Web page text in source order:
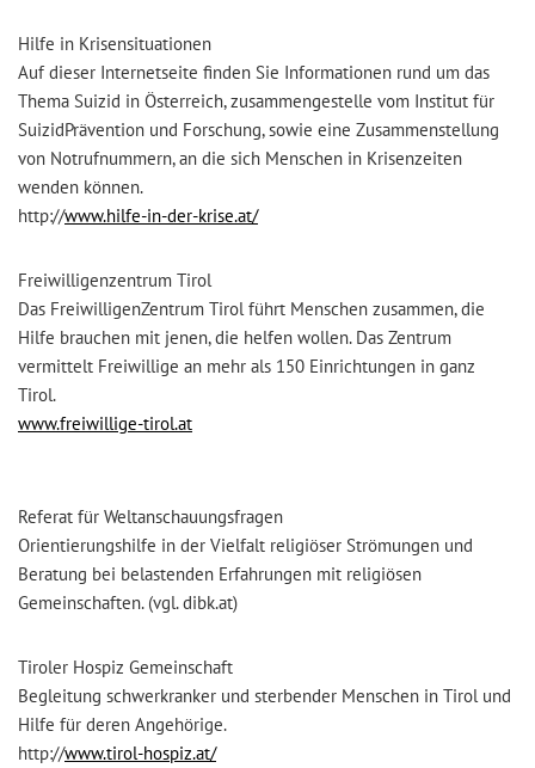
Hilfe in Krisensituationen
Auf dieser Internetseite finden Sie Informationen rund um das
Thema Suizid in Österreich, zusammengestelle vom Institut für
SuizidPrävention und Forschung, sowie eine Zusammenstellung
von Notrufnummern, an die sich Menschen in Krisenzeiten
wenden können.
http://www.hilfe-in-der-krise.at/
Freiwilligenzentrum Tirol
Das FreiwilligenZentrum Tirol führt Menschen zusammen, die
Hilfe brauchen mit jenen, die helfen wollen. Das Zentrum
vermittelt Freiwillige an mehr als 150 Einrichtungen in ganz
Tirol.
www.freiwillige-tirol.at
Referat für Weltanschauungsfragen
Orientierungshilfe in der Vielfalt religiöser Strömungen und
Beratung bei belastenden Erfahrungen mit religiösen
Gemeinschaften. (vgl. dibk.at)
Tiroler Hospiz Gemeinschaft
Begleitung schwerkranker und sterbender Menschen in Tirol und
Hilfe für deren Angehörige.
http://www.tirol-hospiz.at/